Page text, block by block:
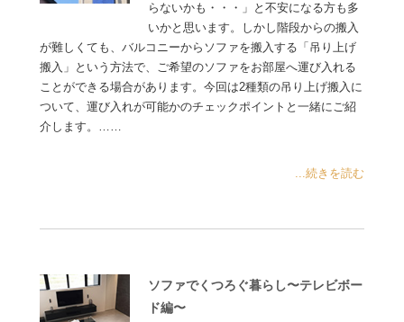
らないかも・・・」と不安になる方も多
いかと思います。しかし階段からの搬入
が難しくても、バルコニーからソファを搬入する「吊り上げ
搬入」という方法で、ご希望のソファをお部屋へ運び入れる
ことができる場合があります。今回は2種類の吊り上げ搬入に
ついて、運び入れが可能かのチェックポイントと一緒にご紹
介します。……
...続きを読む
ソファでくつろぐ暮らし〜テレビボー
ド編〜